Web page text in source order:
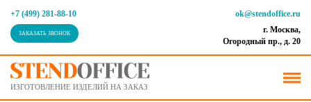
+7 (499) 281-88-10
ЗАКАЗАТЬ ЗВОНОК
ok@stendoffice.ru
г. Москва,
Огородный пр., д. 20
ИЗГОТОВЛЕНИЕ ИЗДЕЛИЙ НА ЗАКАЗ